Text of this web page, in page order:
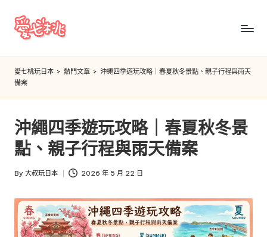
Skip
愛
七
桃
玩
日
本
愛七桃玩日本 > 熱門文章 > 沖繩四季遊玩攻略｜春夏秋冬景點、親子行程與雨天
備案
沖繩四季遊玩攻略｜春夏秋冬景
點、親子行程與雨天備案
Posted
By 大叔玩日本 2026 年 5 月 22 日